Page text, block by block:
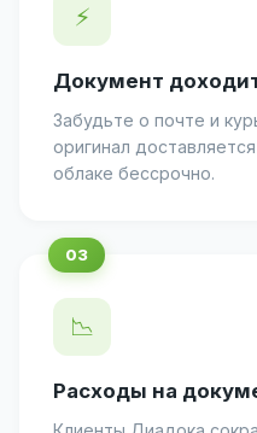
⚡
Документ
Забудьте о почте и
оригинал
облаке бессрочно.
📉
Расходы на